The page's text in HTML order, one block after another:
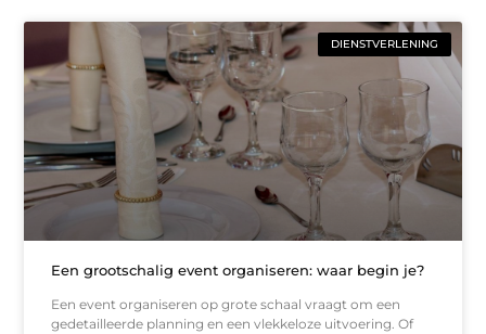
DIENSTVERLENING
Een grootschalig event organiseren: waar begin je?
Een event organiseren op grote schaal vraagt om een
gedetailleerde planning en een vlekkeloze uitvoering. Of